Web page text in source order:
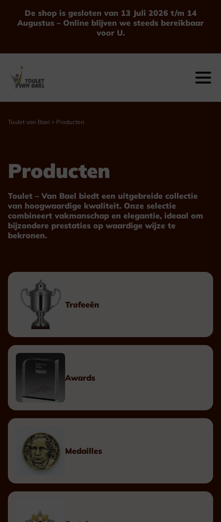
De shop is gesloten van 13 Juli 2026 t/m 14
Augustus – Online blijven we steeds bereikbaar
voor U.
Toulet van Bael > Producten
Producten
Toulet – Van Bael biedt een uitgebreide collectie
van hoogwaardige kwaliteit. Onze selectie
combineert vakmanschap en elegantie, ideaal om
bijzondere prestaties op waardige wijze te
bekronen.
Trofeeën
Awards
Medailles